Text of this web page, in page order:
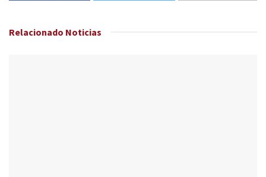
Relacionado Noticias